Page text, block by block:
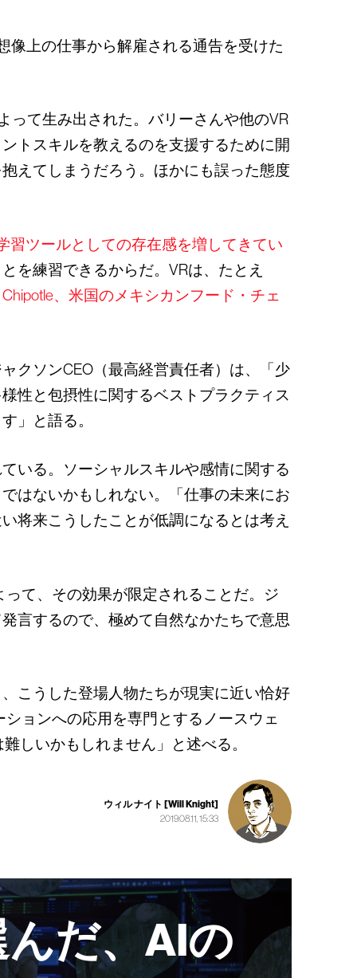
像上の仕事から解雇される通告を受けた
って生み出された。バリーさんや他のVR
トスキルを教えるのを支援するために開
えてしまうだろう。ほかにも誤った態度
習ツールとしての存在感を増してきてい
を練習できるからだ。VRは、たとえ
、米国のメキシカンフード・チェ
クソンCEO（最高経営責任者）は、「少
性と包摂性に関するベストプラクティス
」と語る。
いる。ソーシャルスキルや感情に関する
はないかもしれない。「仕事の未来にお
将来こうしたことが低調になるとは考え
て、その効果が限定されることだ。ジ
言するので、極めて自然なかたちで意思
こうした登場人物たちが現実に近い恰好
ョンへの応用を専門とするノースウェ
しいかもしれません」と述べる。
ウィル ナイト [Will Knight]
2019.08.11, 15:33
だ、AIの